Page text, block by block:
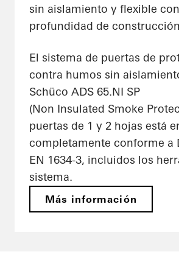
sin aislamiento y flexible
profundidad de
El sistema de puertas de
contra humos sin
Schüco ADS 65.NI SP
(Non Insulated Smoke
puertas de 1 y 2 hojas está
completamente conforme a
EN 1634-3, incluidos los
sistema.
Más información